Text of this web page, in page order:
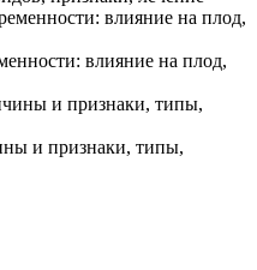
влияние на плод,
и признаки, типы,